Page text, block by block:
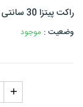
راکت پیتزا 30 سانتی
وضعیت : موجود